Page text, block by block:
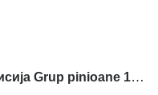
Друг резервен дел за трансмисија Grup pinioane 15047468 за багер-натоварувач Volvo BL60, BL60B, BL61, BL61B, BL61PLUS, BL70, BL70B, BL71, BL71B, BL71PLUS